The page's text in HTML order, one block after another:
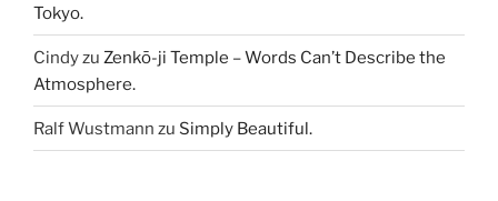
Tokyo.
Cindyzu Zenkō-ji Temple – Words Can’t Describe the
Atmosphere.
Ralf Wustmann zu Simply Beautiful.